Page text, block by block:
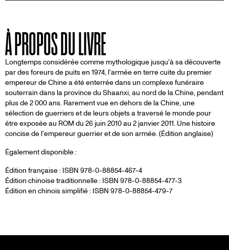
À PROPOS DU LIVRE
Longtemps considérée comme mythologique jusqu'à sa découverte
par des foreurs de puits en 1974, l'armée en terre cuite du premier
empereur de Chine a été enterrée dans un complexe funéraire
souterrain dans la province du Shaanxi, au nord de la Chine, pendant
plus de 2 000 ans. Rarement vue en dehors de la Chine, une
sélection de guerriers et de leurs objets a traversé le monde pour
être exposée au ROM du 26 juin 2010 au 2 janvier 2011. Une histoire
concise de l'empereur guerrier et de son armée. (Édition anglaise)
Également disponible :
Édition française : ISBN 978-0-88854-467-4
Édition chinoise traditionnelle : ISBN 978-0-88854-477-3
Édition en chinois simplifié : ISBN 978-0-88854-479-7